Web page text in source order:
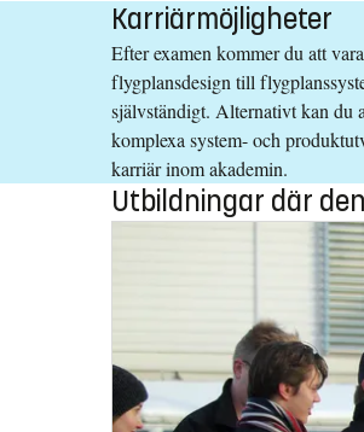
Karriärmöjligheter
Efter examen kommer du att
flygplansdesign till
självständigt. Alternativt kan du
komplexa system- och
karriär inom akademin.
Utbildningar där